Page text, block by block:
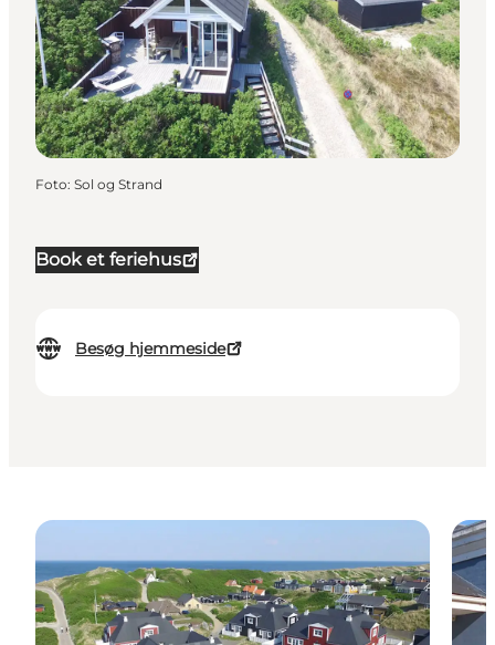
Book et feriehus
Besøg hjemmeside
Foto: Sol og Strand